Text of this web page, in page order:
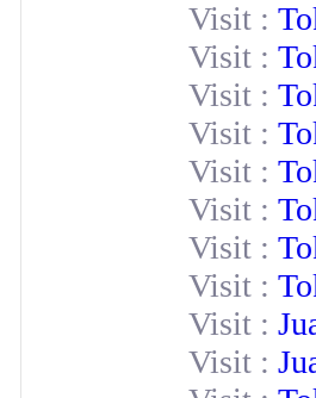
Visit :
Visit :
Visit :
Visit :
Visit :
Visit :
Visit :
Visit :
Visit :
Visit :